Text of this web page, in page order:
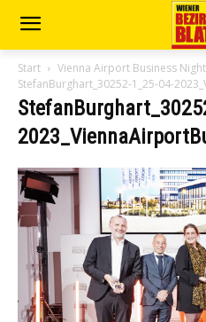
Start
Vienna Airport Business
StefanBurghart_30252-1_25-04-